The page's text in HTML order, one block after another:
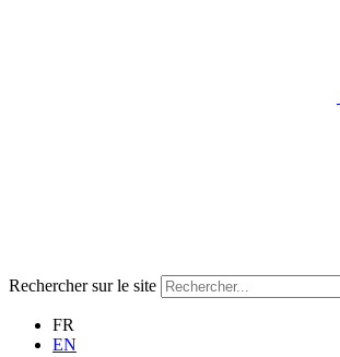
Rechercher sur le site
FR
EN